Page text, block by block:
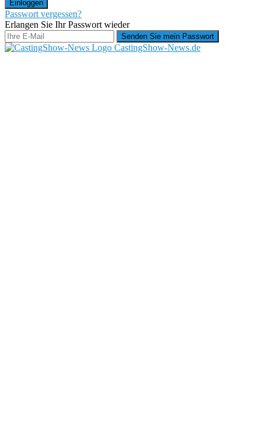
Passwort vergessen?
Erlangen Sie Ihr Passwort wieder
CastingShow-News.de